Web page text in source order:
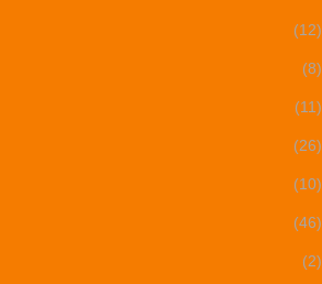
(12)
(8)
(11)
(26)
(10)
(46)
(2)